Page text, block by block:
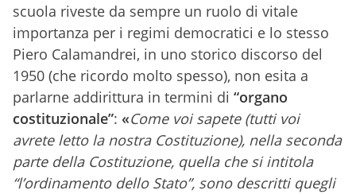
scuola riveste da sempre un ruolo di vitale
importanza per i regimi democratici e lo stesso
Piero Calamandrei, in uno storico discorso del
1950 (che ricordo molto spesso), non esita a
parlarne addirittura in termini di “organo
costituzionale”: «Come voi sapete (tutti voi
avrete letto la nostra Costituzione), nella seconda
parte della Costituzione, quella che si intitola
“l’ordinamento dello Stato”, sono descritti quegli